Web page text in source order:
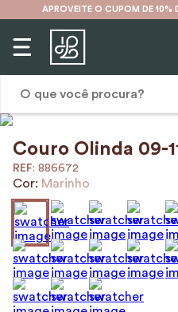
APROVEITE O CUPOM DE 10%
Couro Olinda 09-
: 886672
Cor: Marinho
1º
karina
2 º
mochila
couro
4º
cinto
5º
bolsa
6º
carteira